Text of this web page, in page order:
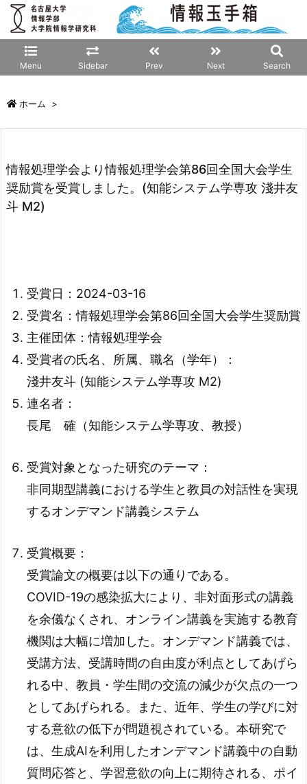
Menu Sidebar Prev Next Search
ホーム >
情報処理学会より情報処理学会第86回全国大会学生
奨励賞を受賞しました。(知能システム学専攻 淺井友
斗 M2)
受賞日：2024-03-16
受賞名：情報処理学会第86回全国大会学生奨励賞
主催団体：情報処理学会
受賞者の氏名、所属、職名（学年）：
淺井友斗 (知能システム学専攻 M2)
連名者：
長尾 確（知能システム学専攻、教授）
受賞対象となった研究のテーマ：
非同期型講義における学生と教員の対話性を実現
するオンデマンド講義システム
受賞概要：
受賞論文の概要は以下の通りである。
COVID-19の感染拡大により、非対面形式の講義
を余儀なくされ、オンライン講義を実施する教育
機関は大幅に増加した。オンデマンド講義では、
受講方法、受講時間の自由度が利点としてあげら
れる中、教員・学生間の交流の減少が欠点の一つ
としてあげられる。また、近年、学生の学びに対
する意欲の低下が問題視されている。本研究で
は、生成AIを利用したオンデマンド講義中の自動
質問応答と、学習意欲の向上に期待される、ポイ